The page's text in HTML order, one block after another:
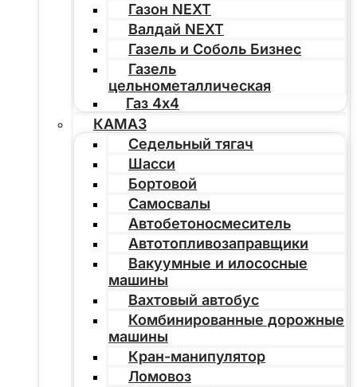
Газон NEXT
Валдай NEXT
Газель и Соболь Бизнес
Газель
цельнометаллическая
Газ 4х4
КАМАЗ
Седельный тягач
Шасси
Бортовой
Самосвалы
Автобетоносмеситель
Автотопливозаправщики
Вакуумные и илососные
машины
Вахтовый автобус
Комбинированные дорожные
машины
Кран-манипулятор
Ломовоз